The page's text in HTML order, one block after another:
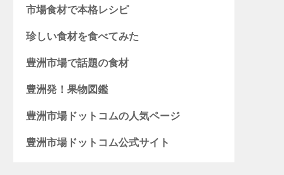
市場食材で本格レシピ
珍しい食材を食べてみた
豊洲市場で話題の食材
豊洲発！果物図鑑
豊洲市場ドットコムの人気ページ
豊洲市場ドットコム公式サイト